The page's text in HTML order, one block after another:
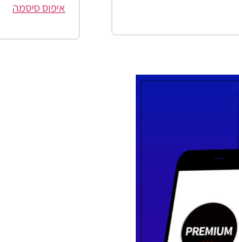
איפוס סיסמה